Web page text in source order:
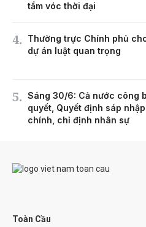
tầm vóc thời đại
Thường trực Chính phủ
dự án luật quan trọng
Sáng 30/6: Cả nước công
quyết, Quyết định sáp
chính, chỉ định nhân sự
Toàn Cầu